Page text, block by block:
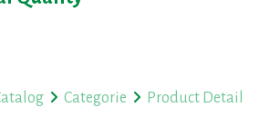
Categorie Product Detail